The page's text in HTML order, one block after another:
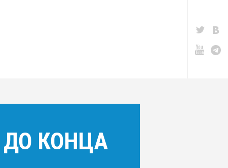
ДО КОНЦА